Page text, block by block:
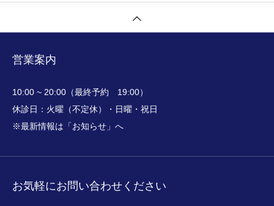
営業案内
10:00 ~ 20:00（最終予約 19:00）
休診日：火曜（不定休）・日曜・祝日
※最新情報は「お知らせ」へ
お気軽にお問い合わせください